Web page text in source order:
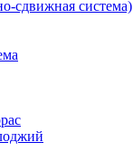
сдвижная система)